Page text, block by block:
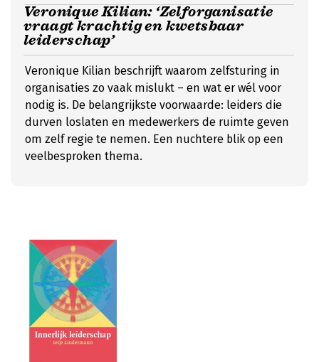
Veronique Kilian: ‘Zelforganisatie
vraagt krachtig en kwetsbaar
leiderschap’
Veronique Kilian beschrijft waarom zelfsturing in
organisaties zo vaak mislukt – en wat er wél voor
nodig is. De belangrijkste voorwaarde: leiders die
durven loslaten en medewerkers de ruimte geven
om zelf regie te nemen. Een nuchtere blik op een
veelbesproken thema.